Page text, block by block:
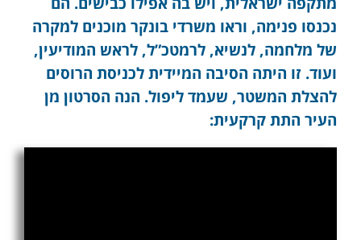
נכנסו פנימה, וראו משרדי בונקר מוכנים למקרה
של מלחמה, לנשיא, לרמטכ”ל, לראש המודיעין,
ועוד. זו היתה הסיבה המיידית לכניסת הרוסים
להצלת המשטר, שעמד ליפול. הנה הסרטון מן
העיר התת קרקעית: